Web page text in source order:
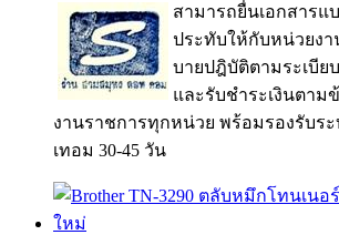
สามารถยื่นเอกสารแ
ประทับให้กับหน่วยงา
บายปฎิบัติตามระเบีย
และรับชำระเงินตา
งานราชการทุกหน่วย พร้อมรองรับระ
เทอม 30-45 วัน